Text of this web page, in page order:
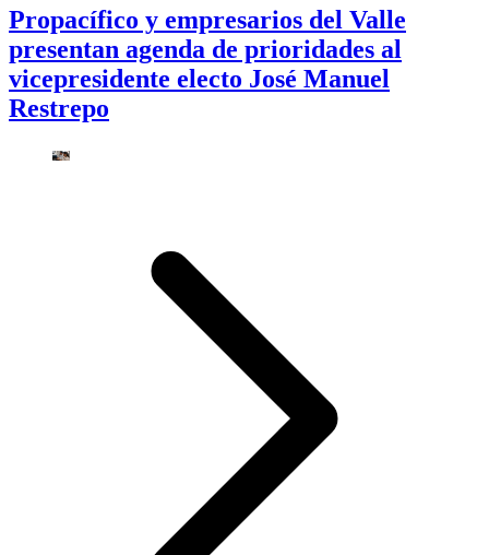
Propacífico y empresarios del Valle
presentan agenda de prioridades al
vicepresidente electo José Manuel
Restrepo